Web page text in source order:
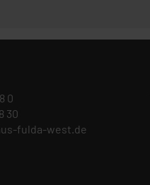
0
30
fulda-west.de